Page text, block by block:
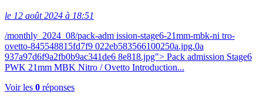
le 12 août 2024 à 18:51
/monthly_2024_08/pack-adm ission-stage6-21mm-mbk-ni tro-
ovetto-845548815fd7f9 022eb583566100250a.jpg.0a
937a97d6f9a2fb0b9ac341de6 8e818.jpg"> Pack admission Stage6
PWK 21mm MBK Nitro / Ovetto Introduction...
Voir les 0 réponses